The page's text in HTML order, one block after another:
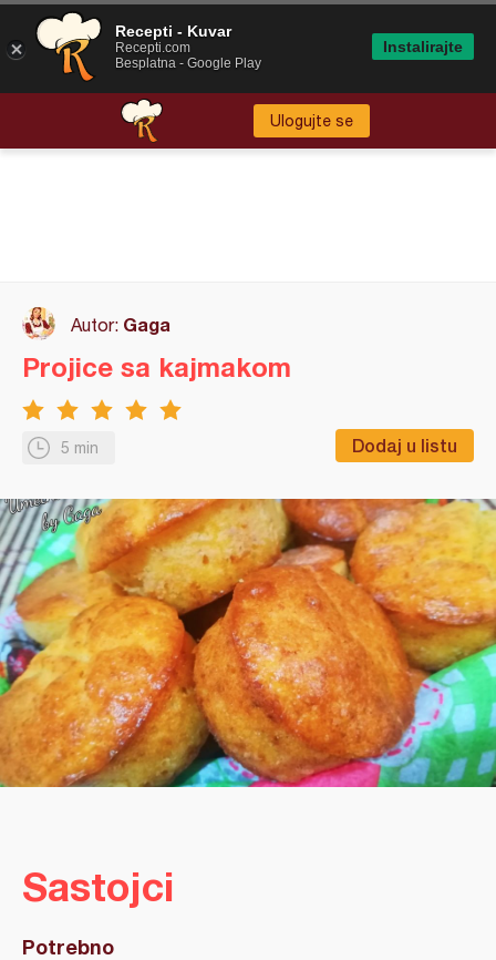
Ulogujte se
Autor: Gaga
5 min Dodaj u listu
Projice sa kajmakom
Sastojci
Potrebno
Recepti - Kuvar
Recepti.com
Besplatna - Google Play
Instalirajte